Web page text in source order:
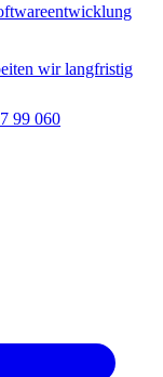
wir langfristig
99 060